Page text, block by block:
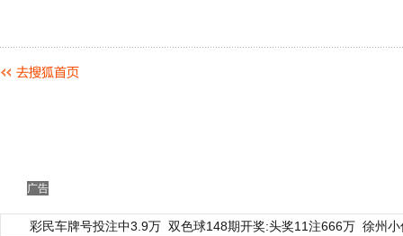
广告
彩民车牌号投注中3.9万 双色球148期开奖:头奖11注666万 徐州